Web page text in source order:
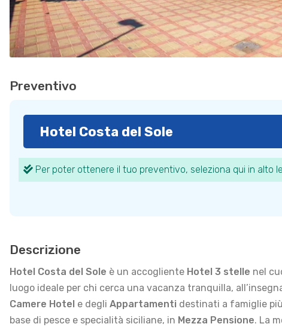
Preventivo
Hotel Costa del Sole
Per poter ottenere il tuo preventivo, seleziona qui in alto
Descrizione
Hotel Costa del Sole è un accogliente Hotel 3 stelle nel
luogo ideale per chi cerca una vacanza tranquilla,
Camere Hotel e degli Appartamenti destinati a famiglie
base di pesce e specialità siciliane, in Mezza Pensione. La